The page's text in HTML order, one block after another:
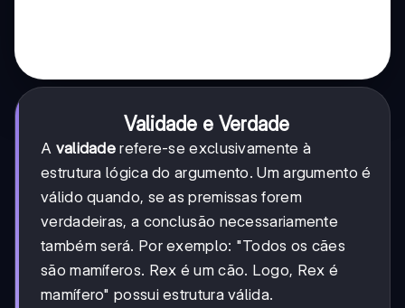
Validade e Verdade
A validade refere-se exclusivamente à
estrutura lógica do argumento. Um argumento é
válido quando, se as premissas forem
verdadeiras, a conclusão necessariamente
também será. Por exemplo: "Todos os cães
são mamíferos. Rex é um cão. Logo, Rex é
mamífero" possui estrutura válida.